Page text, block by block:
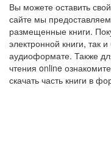
Вы можете оставить
сайте мы
размещенные книги.
электронной книги, так
аудиоформате. Также
чтения online
скачать часть книги в